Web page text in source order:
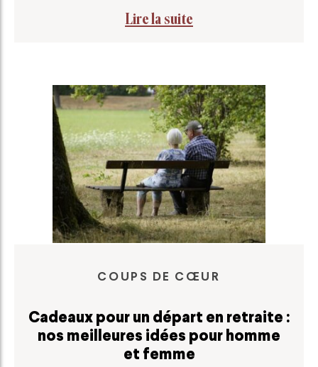
Lire la suite
COUPS DE CŒUR
Cadeaux pour un départ en retraite :
nos meilleures idées pour homme
et femme